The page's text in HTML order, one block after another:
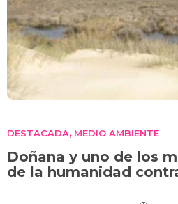
DESTACADA, MEDIO AMBIENTE
Doñana y uno de los
de la humanidad